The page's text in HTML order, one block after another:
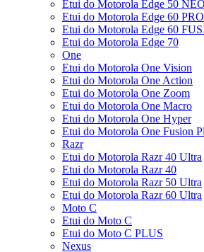
Etui do Motorola Edge 50 NEO
Etui do Motorola Edge 60 PRO
Etui do Motorola Edge 60
Etui do Motorola Edge 70
One
Etui do Motorola One Vision
Etui do Motorola One Action
Etui do Motorola One Zoom
Etui do Motorola One Macro
Etui do Motorola One Hyper
Etui do Motorola One Fusion
Razr
Etui do Motorola Razr 40 Ultra
Etui do Motorola Razr 40
Etui do Motorola Razr 50 Ultra
Etui do Motorola Razr 60 Ultra
Moto C
Etui do Moto C
Etui do Moto C PLUS
Nexus